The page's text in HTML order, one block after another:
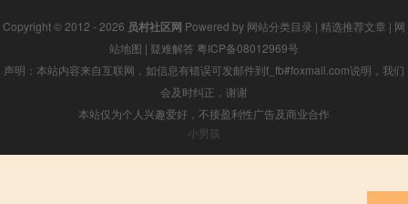
Copyright © 2012 - 2026 员村社区网 Powered by 网站分类目录 | 精选推荐文章 | 网
站地图 | 疑难解答 粤ICP备08012969号
声明：本站内容来自互联网，如信息有错误可发邮件到f_fb#foxmail.com说明，我们
会及时纠正，谢谢
本站仅为个人兴趣爱好，不接盈利性广告及商业合作
小男孩